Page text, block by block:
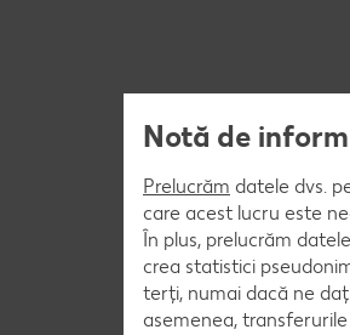
Notă de
Prelucrăm datele dvs.
care acest lucru este
În plus, prelucrăm
crea statistici
terți, numai dacă ne
asemenea,